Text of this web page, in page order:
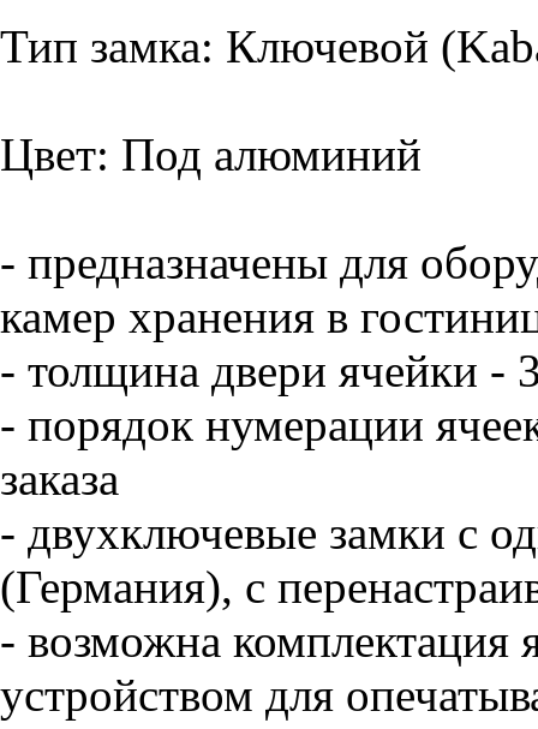
Тип замка: Ключевой
Цвет: Под алюминий
- предназначены для
камер хранения в
- толщина двери ячейки -
- порядок нумерации
заказа
- двухключевые замки с
(Германия), с
- возможна комплектация
устройством для